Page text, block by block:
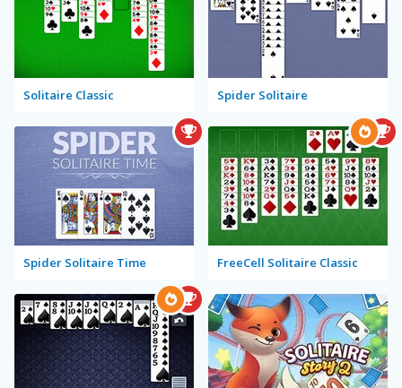
Solitaire Classic Spider Solitaire
Spider Solitaire Time FreeCell Solitaire Classic